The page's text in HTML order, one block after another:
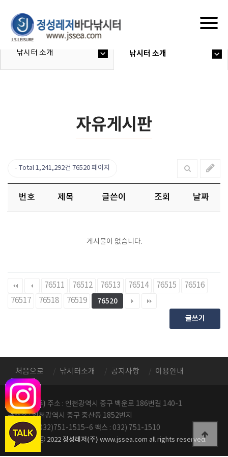
낚시터 소개 낚시터 소개
자유게시판
Total 1,241,292건 76520 페이지
번호 제목 글쓴이 조회 날짜
게시물이 없습니다.
76511 76512 76513 76514 76515
76516
76517
76518 76519
76520
글쓰기
처음으로 낚시터소개 공지사항 이용안내
정성레저(주) 주소 : 인천광역시 중구 백운로 186번길 140-1
구주소 : 인천광역시 중구 중산동 1852번지
전화번호: 032)751-1515~6 팩스 : 032) 751-1510
copyright ⓒ 2022 정성레저(주) www.jssea.com all rights reserved.